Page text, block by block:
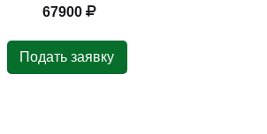
67900
Подать заявку